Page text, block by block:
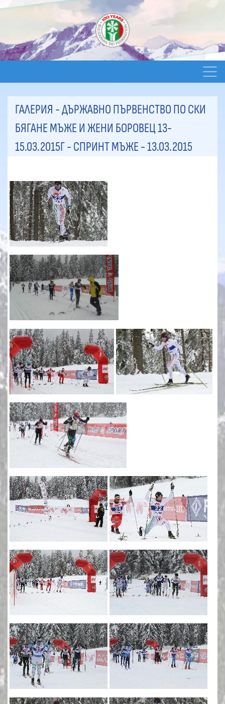
ГАЛЕРИЯ - ДЪРЖАВНО ПЪРВЕНСТВО ПО СКИ
БЯГАНЕ МЪЖЕ И ЖЕНИ БОРОВЕЦ 13-
15.03.2015Г - СПРИНТ МЪЖЕ - 13.03.2015